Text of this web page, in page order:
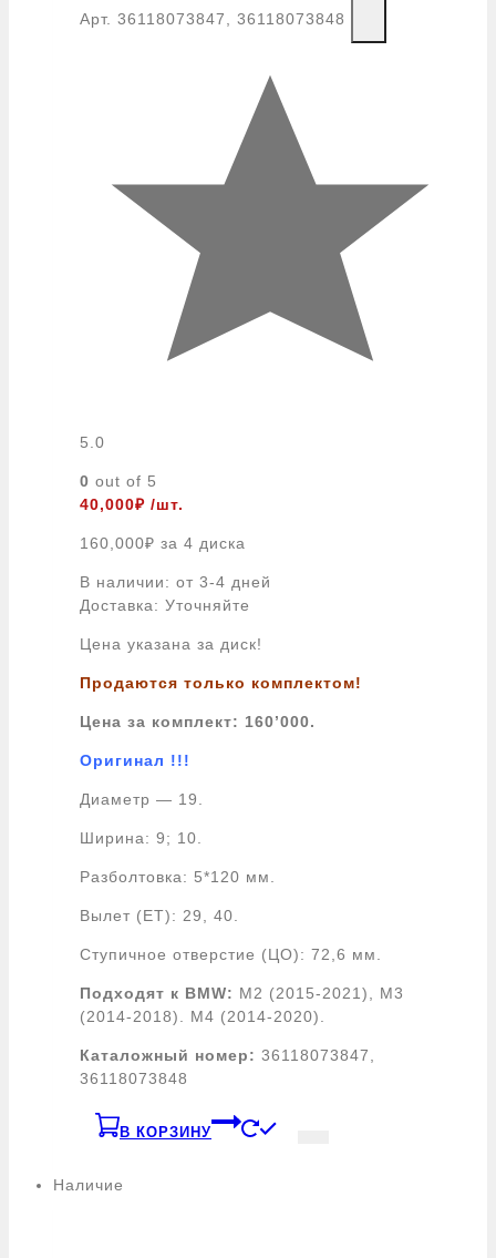
Арт. 36118073847, 36118073848
5.0
0 out of 5
40,000₽ /шт.
160,000₽ за 4 диска
В наличии: от 3-4 дней
Доставка: Уточняйте
Цена указана за диск!
Продаются только комплектом!
Цена за комплект: 160’000.
Оригинал !!!
Диаметр — 19.
Ширина: 9; 10.
Разболтовка: 5*120 мм.
Вылет (ET): 29, 40.
Ступичное отверстие (ЦО): 72,6 мм.
Подходят к BMW: M2 (2015-2021), M3
(2014-2018). M4 (2014-2020).
Каталожный номер: 36118073847,
36118073848
В КОРЗИНУ
Наличие